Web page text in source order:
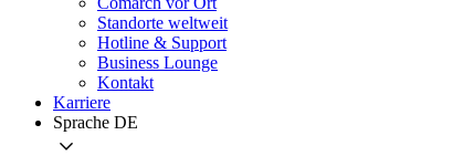
Standorte weltweit
Hotline & Support
Business Lounge
Kontakt
Karriere
Sprache DE